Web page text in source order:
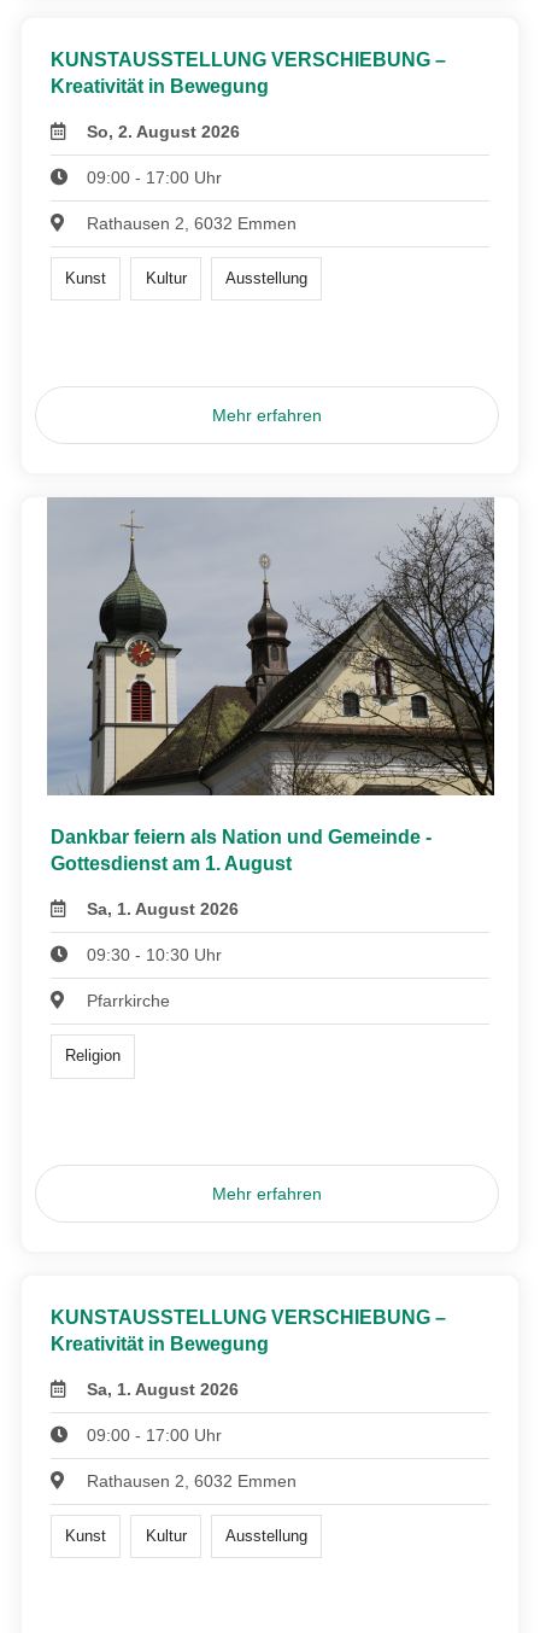
KUNSTAUSSTELLUNG VERSCHIEBUNG –
Kreativität in Bewegung
So, 2. August 2026
09:00 - 17:00 Uhr
Rathausen 2, 6032 Emmen
Kunst Kultur Ausstellung
Mehr erfahren
Dankbar feiern als Nation und Gemeinde -
Gottesdienst am 1. August
Sa, 1. August 2026
09:30 - 10:30 Uhr
Pfarrkirche
Religion
Mehr erfahren
KUNSTAUSSTELLUNG VERSCHIEBUNG –
Kreativität in Bewegung
Sa, 1. August 2026
09:00 - 17:00 Uhr
Rathausen 2, 6032 Emmen
Kunst Kultur Ausstellung